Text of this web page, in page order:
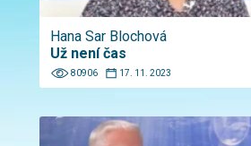
Hana Sar Blochová
Už není čas
80906 17. 11. 2023